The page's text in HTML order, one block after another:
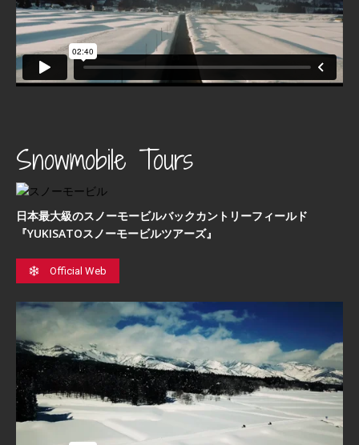
Snowmobile Tours
日本最⼤級のスノーモービルバックカントリーフィールド
『YUKISATOスノーモービルツアーズ』
Official Web